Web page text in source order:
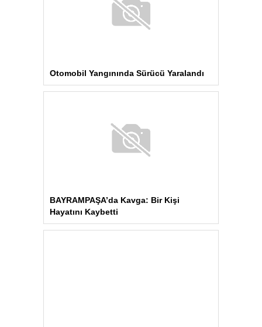
Hayatını Kaybetti